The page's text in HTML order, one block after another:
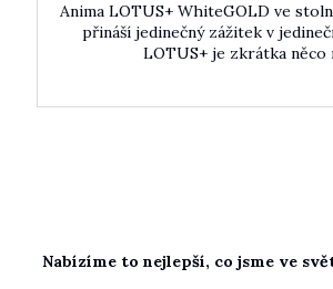
Anima LOTUS+ WhiteGOLD ve
přináší jedinečný zážitek v
LOTUS+ je zkrátka něco
Nabízíme to nejlepší, co jsme ve